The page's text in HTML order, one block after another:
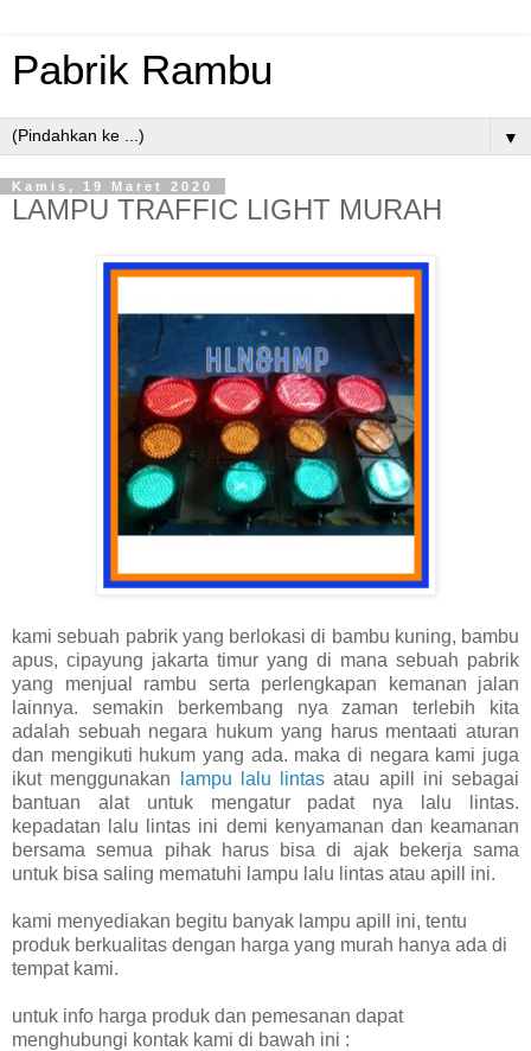
Pabrik Rambu
▼
Kamis, 19 Maret 2020
LAMPU TRAFFIC LIGHT MURAH
kami sebuah pabrik yang berlokasi di bambu kuning, bambu
apus, cipayung jakarta timur yang di mana sebuah pabrik
yang menjual rambu serta perlengkapan kemanan jalan
lainnya. semakin berkembang nya zaman terlebih kita
adalah sebuah negara hukum yang harus mentaati aturan
dan mengikuti hukum yang ada. maka di negara kami juga
ikut menggunakan
lampu lalu lintas atau apill ini sebagai
bantuan alat untuk mengatur padat nya lalu lintas.
kepadatan lalu lintas ini demi kenyamanan dan keamanan
bersama semua pihak harus bisa di ajak bekerja sama
untuk bisa saling mematuhi lampu lalu lintas atau apill ini.
kami menyediakan begitu banyak lampu apill ini, tentu
produk berkualitas dengan harga yang murah hanya ada di
tempat kami.
untuk info harga produk dan pemesanan dapat
menghubungi kontak kami di bawah ini :